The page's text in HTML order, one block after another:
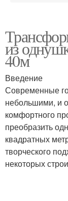
из
40м
Введение
Современные
небольшими, и
комфортного
преобразить
квадратных
творческого
некоторых